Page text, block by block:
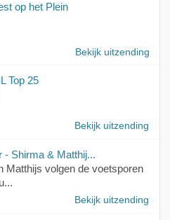
op het Plein
Bekijk uitzending
Top 25
Bekijk uitzending
- Shirma & Matthij...
Matthijs volgen de voetsporen
Bekijk uitzending